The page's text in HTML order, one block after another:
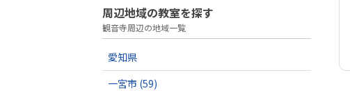
周辺地域の教室を探す
観音寺周辺の地域一覧
愛知県
一宮市 (59)